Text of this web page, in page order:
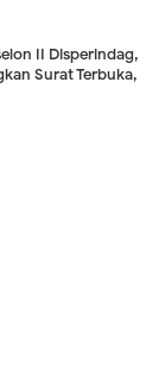
II Disperindag,
Surat Terbuka,